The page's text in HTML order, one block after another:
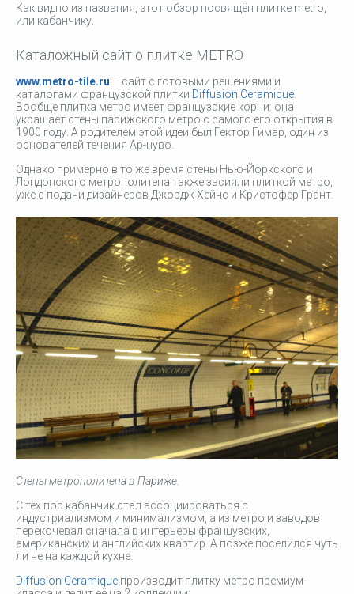
Как видно из названия, этот обзор посвящён плитке metro,
или кабанчику.
Каталожный сайт о плитке METRO
www.metro-tile.ru – сайт с готовыми решениями и
каталогами французской плитки Diffusion Ceramique
Вообще плитка метро имеет французские корни: она
украшает стены парижского метро с самого его открытия в
1900 году. А родителем этой идеи был Гектор Гимар, один из
основателей течения Ар-нуво.
Однако примерно в то же время стены Нью-Йоркского и
Лондонского метрополитена также засияли плиткой метро,
уже с подачи дизайнеров Джордж Хейнс и Кристофер Грант.
Стены метрополитена в Париже.
С тех пор кабанчик стал ассоциироваться с
индустриализмом и минимализмом, а из метро и заводов
перекочевал сначала в интерьеры французских,
американских и английских квартир. А позже поселился чуть
ли не на каждой кухне.
Diffusion Ceramique производит плитку метро премиум-